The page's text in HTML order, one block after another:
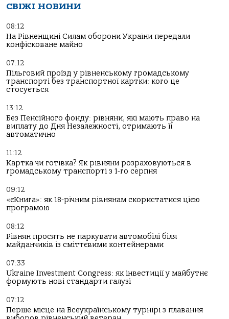
СВІЖІ НОВИНИ
08:12
На Рівненщині Силам оборони України передали
конфісковане майно
07:12
Пільговий проїзд у рівненському громадському
транспорті без транспортної картки: кого це
стосується
13:12
Без Пенсійного фонду: рівняни, які мають право на
виплату до Дня Незалежності, отримають її
автоматично
11:12
Картка чи готівка? Як рівняни розраховуються в
громадському транспорті з 1-го серпня
09:12
«єКнига»: як 18-річним рівнянам скористатися цією
програмою
08:12
Рівнян просять не паркувати автомобілі біля
майданчиків із сміттєвими контейнерами
07:33
Ukraine Investment Congress: як інвестиції у майбутнє
формують нові стандарти галузі
07:12
Перше місце на Всеукраїнському турнірі з плавання